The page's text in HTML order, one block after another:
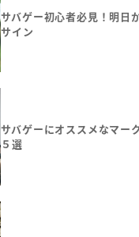
サバゲー初心者必見！明日
サイン
サバゲーにオススメなマー
５選